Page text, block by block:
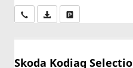
Wir rufen Sie an
PDF-Datei,
Skoda Kodiaq